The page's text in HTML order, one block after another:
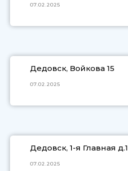
07.02.2025
Дедовск, Войкова 15
07.02.2025
Дедовск, 1-я Главная д.1
07.02.2025